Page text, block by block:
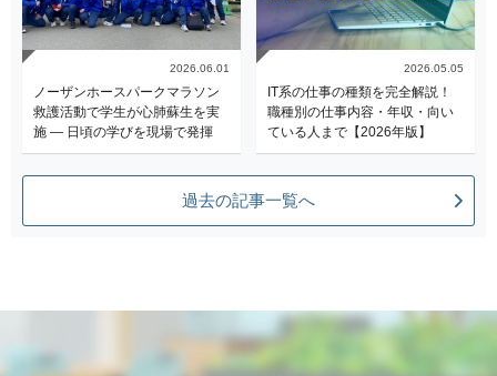
2026.06.01
ノーザンホースパークマラソン
救護活動で学生が心肺蘇生を実
施 ― 日頃の学びを現場で発揮
2026.05.05
IT系の仕事の種類を完全解説！
職種別の仕事内容・年収・向い
ている人まで【2026年版】
過去の記事一覧へ